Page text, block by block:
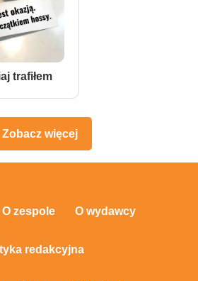
trafiłem
Zobacz więcej
O zespole O wydawcy
redakcyjna